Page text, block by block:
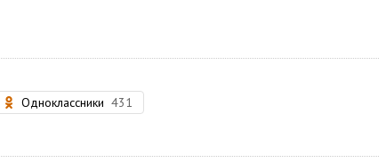
Одноклассники 431